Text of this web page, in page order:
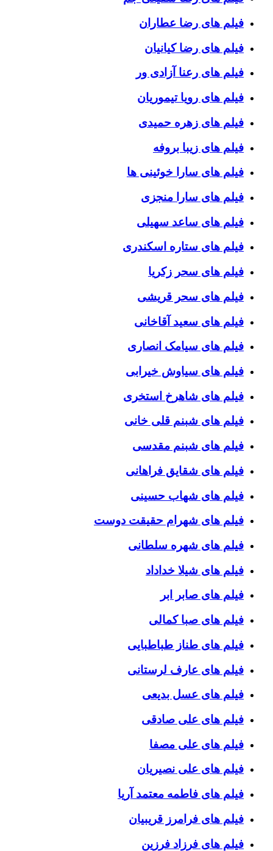
فیلم های رضا عطاران
فیلم های رضا کیانیان
فیلم های رعنا آزادی ور
فیلم های رویا تیموریان
فیلم های زهره حمیدی
فیلم های زیبا بروفه
فیلم های سارا خوئینی ها
فیلم های سارا منجزی
فیلم های ساعد سهیلی
فیلم های ستاره اسکندری
فیلم های سحر زکریا
فیلم های سحر قریشی
فیلم های سعید آقاخانی
فیلم های سیامک انصاری
فیلم های سیاوش خیرابی
فیلم های شاهرخ استخری
فیلم های شبنم قلی خانی
فیلم های شبنم مقدسی
فیلم های شقایق فراهانی
فیلم های شهاب حسینی
فیلم های شهرام حقیقت دوست
فیلم های شهره سلطانی
فیلم های شیلا خداداد
فیلم های صابر ابر
فیلم های صبا کمالی
فیلم های طناز طباطبایی
فیلم های عارف لرستانی
فیلم های عسل بدیعی
فیلم های علی صادقی
فیلم های علی مصفا
فیلم های علی نصیریان
فیلم های فاطمه معتمد آریا
فیلم های فرامرز قریبیان
فیلم های فرزاد فرزین